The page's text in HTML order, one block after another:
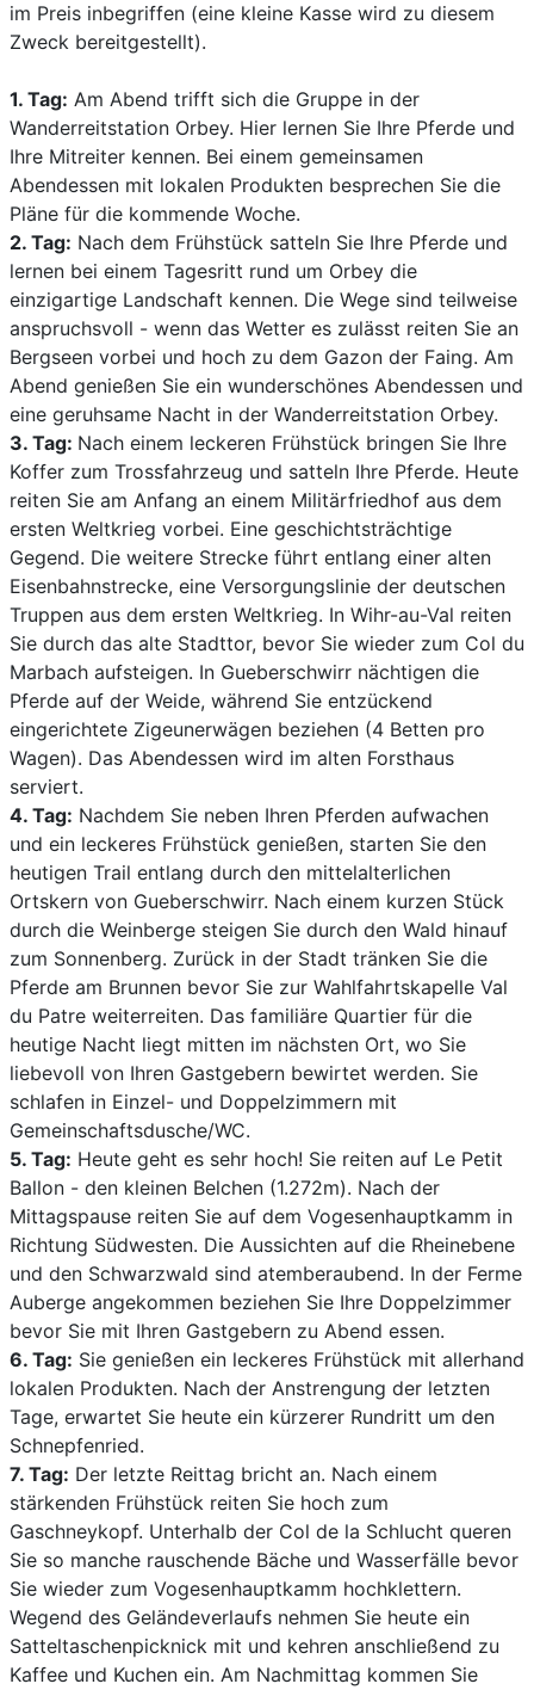
im Preis inbegriffen (eine kleine Kasse wird zu diesem
Zweck bereitgestellt).
1. Tag: Am Abend trifft sich die Gruppe in der
Wanderreitstation Orbey. Hier lernen Sie Ihre Pferde und
Ihre Mitreiter kennen. Bei einem gemeinsamen
Abendessen mit lokalen Produkten besprechen Sie die
Pläne für die kommende Woche.
2. Tag: Nach dem Frühstück satteln Sie Ihre Pferde und
lernen bei einem Tagesritt rund um Orbey die
einzigartige Landschaft kennen. Die Wege sind teilweise
anspruchsvoll - wenn das Wetter es zulässt reiten Sie an
Bergseen vorbei und hoch zu dem Gazon der Faing. Am
Abend genießen Sie ein wunderschönes Abendessen und
eine geruhsame Nacht in der Wanderreitstation Orbey.
3. Tag: Nach einem leckeren Frühstück bringen Sie Ihre
Koffer zum Trossfahrzeug und satteln Ihre Pferde. Heute
reiten Sie am Anfang an einem Militärfriedhof aus dem
ersten Weltkrieg vorbei. Eine geschichtsträchtige
Gegend. Die weitere Strecke führt entlang einer alten
Eisenbahnstrecke, eine Versorgungslinie der deutschen
Truppen aus dem ersten Weltkrieg. In Wihr-au-Val reiten
Sie durch das alte Stadttor, bevor Sie wieder zum Col du
Marbach aufsteigen. In Gueberschwirr nächtigen die
Pferde auf der Weide, während Sie entzückend
eingerichtete Zigeunerwägen beziehen (4 Betten pro
Wagen). Das Abendessen wird im alten Forsthaus
serviert.
4. Tag: Nachdem Sie neben Ihren Pferden aufwachen
und ein leckeres Frühstück genießen, starten Sie den
heutigen Trail entlang durch den mittelalterlichen
Ortskern von Gueberschwirr. Nach einem kurzen Stück
durch die Weinberge steigen Sie durch den Wald hinauf
zum Sonnenberg. Zurück in der Stadt tränken Sie die
Pferde am Brunnen bevor Sie zur Wahlfahrtskapelle Val
du Patre weiterreiten. Das familiäre Quartier für die
heutige Nacht liegt mitten im nächsten Ort, wo Sie
liebevoll von Ihren Gastgebern bewirtet werden. Sie
schlafen in Einzel- und Doppelzimmern mit
Gemeinschaftsdusche/WC.
5. Tag: Heute geht es sehr hoch! Sie reiten auf Le Petit
Ballon - den kleinen Belchen (1.272m). Nach der
Mittagspause reiten Sie auf dem Vogesenhauptkamm in
Richtung Südwesten. Die Aussichten auf die Rheinebene
und den Schwarzwald sind atemberaubend. In der Ferme
Auberge angekommen beziehen Sie Ihre Doppelzimmer
bevor Sie mit Ihren Gastgebern zu Abend essen.
6. Tag: Sie genießen ein leckeres Frühstück mit allerhand
lokalen Produkten. Nach der Anstrengung der letzten
Tage, erwartet Sie heute ein kürzerer Rundritt um den
Schnepfenried.
7. Tag: Der letzte Reittag bricht an. Nach einem
stärkenden Frühstück reiten Sie hoch zum
Gaschneykopf. Unterhalb der Col de la Schlucht queren
Sie so manche rauschende Bäche und Wasserfälle bevor
Sie wieder zum Vogesenhauptkamm hochklettern.
Wegend des Geländeverlaufs nehmen Sie heute ein
Satteltaschenpicknick mit und kehren anschließend zu
Kaffee und Kuchen ein. Am Nachmittag kommen Sie